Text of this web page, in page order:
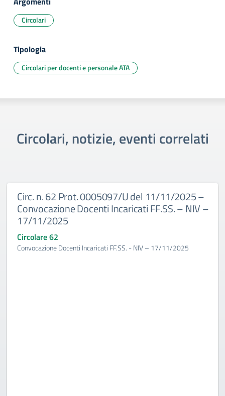
Circolari
Tipologia
Circolari per docenti e personale ATA
Circolari, notizie, eventi correlati
Circ. n. 62 Prot. 0005097/U del 11/11/2025 –
Convocazione Docenti Incaricati FF.SS. – NIV –
17/11/2025
Circolare 62
Convocazione Docenti Incaricati FF.SS. - NIV – 17/11/2025